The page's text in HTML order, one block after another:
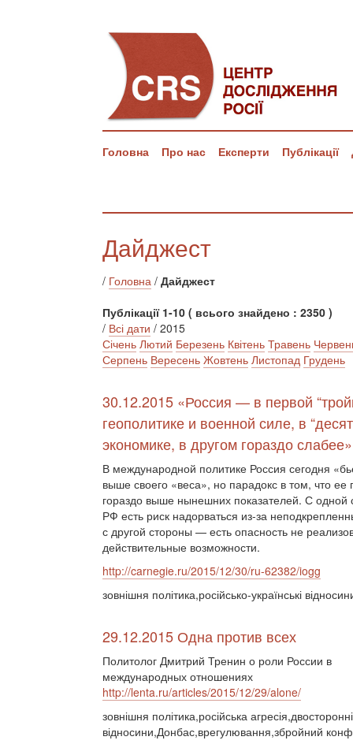
Головна Про нас Експерти Публікації
Дайджест
/ Головна / Дайджест
Публікації 1-10 ( всього знайдено : 2350 )
/ Всі дати / 2015
Січень Лютий Березень Квітень Травень
Серпень Вересень Жовтень Листопад Грудень
30.12.2015 «Россия — в первой
геополитике и военной силе, в
экономике, в другом гораздо слабее»
В международной политике Россия сегодня
выше своего «веса», но парадокс в том, что ее
гораздо выше нынешних показателей. С одной
РФ есть риск надорваться из-за
с другой стороны — есть опасность не
действительные возможности.
http://carnegie.ru/2015/12/30/ru-62382/iogg
зовнішня політика,російсько-українські
29.12.2015 Одна против всех
Политолог Дмитрий Тренин о роли России в
международных отношениях
http://lenta.ru/articles/2015/12/29/alone/
зовнішня політика,російська
відносини,Донбас,врегулювання,збройний